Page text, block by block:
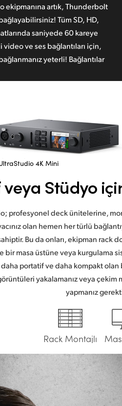
ekipmanına artık, Thunderbolt
Tüm SD, HD,
saniyede 60 kareye
video ve ses bağlantıları için,
yeterli! Bağlantılar
4K Mini
Stüdyo
profesyonel deck ünitelerine,
olan hemen her türlü
Bu da onları, ekipman
bir masa üstüne veya
daha portatifve daha kompakt olan
yakalamanız veya
yapmanız
Rack Montajlı